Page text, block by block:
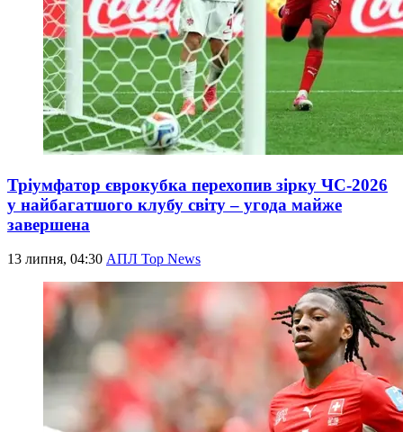
Тріумфатор єврокубка перехопив зірку ЧС-2026
у найбагатшого клубу світу – угода майже
завершена
13 липня, 04:30 АПЛ Top News